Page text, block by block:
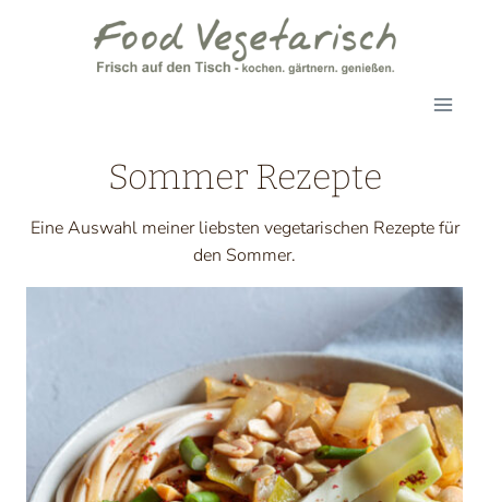
Sommer Rezepte
Eine Auswahl meiner liebsten vegetarischen Rezepte für
den Sommer.